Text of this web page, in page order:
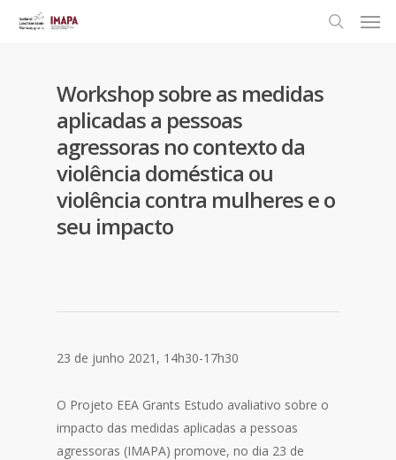
Workshop sobre as medidas
aplicadas a pessoas
agressoras no contexto da
violência doméstica ou
violência contra mulheres e o
seu impacto
23 de junho 2021, 14h30-17h30
O Projeto EEA Grants Estudo avaliativo sobre o
impacto das medidas aplicadas a pessoas
agressoras (IMAPA) promove, no dia 23 de